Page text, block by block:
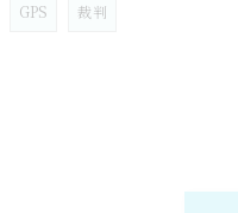
GPS 裁判